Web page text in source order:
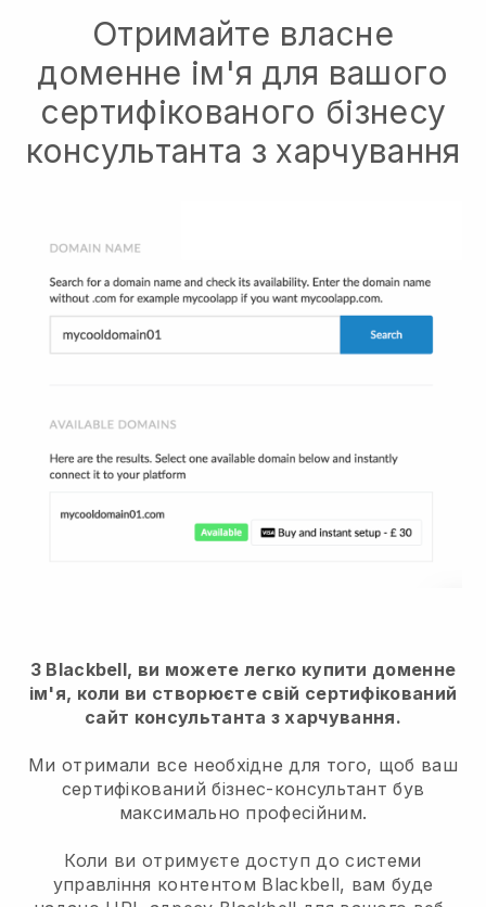
Отримайте власне
доменне ім'я для вашого
сертифікованого бізнесу
консультанта з харчування
З Blackbell, ви можете легко купити доменне
ім'я, коли ви створюєте свій сертифікований
сайт консультанта з харчування.
Ми отримали все необхідне для того, щоб ваш
сертифікований бізнес-консультант був
максимально професійним.
Коли ви отримуєте доступ до системи
управління контентом Blackbell, вам буде